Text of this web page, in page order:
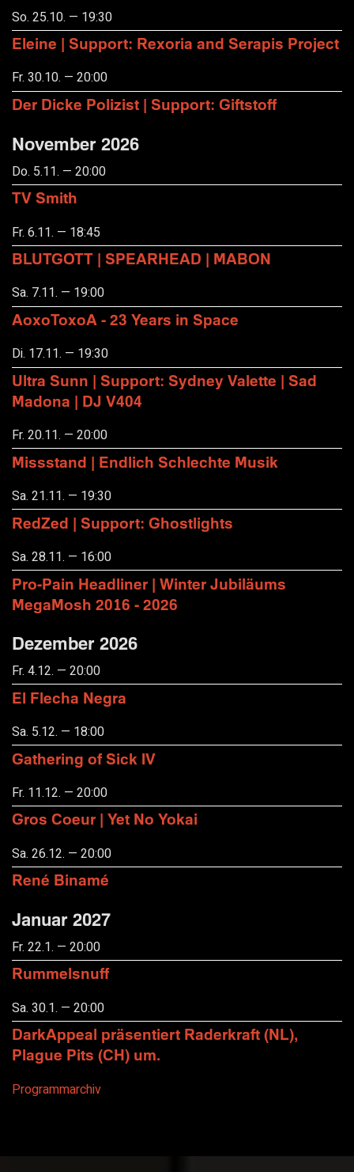
So. 25.10. — 19:30
Eleine | Support: Rexoria and Serapis Project
Fr. 30.10. — 20:00
Der Dicke Polizist | Support: Giftstoff
November 2026
Do. 5.11. — 20:00
TV Smith
Fr. 6.11. — 18:45
BLUTGOTT | SPEARHEAD | MABON
Sa. 7.11. — 19:00
AoxoToxoA - 23 Years in Space
Di. 17.11. — 19:30
Ultra Sunn | Support: Sydney Valette | Sad
Madona | DJ V404
Fr. 20.11. — 20:00
Missstand | Endlich Schlechte Musik
Sa. 21.11. — 19:30
RedZed | Support: Ghostlights
Sa. 28.11. — 16:00
Pro-Pain Headliner | Winter Jubiläums
MegaMosh 2016 - 2026
Dezember 2026
Fr. 4.12. — 20:00
El Flecha Negra
Sa. 5.12. — 18:00
Gathering of Sick IV
Fr. 11.12. — 20:00
Gros Coeur | Yet No Yokai
Sa. 26.12. — 20:00
René Binamé
Januar 2027
Fr. 22.1. — 20:00
Rummelsnuff
Sa. 30.1. — 20:00
DarkAppeal präsentiert Raderkraft (NL),
Plague Pits (CH) um.
Programmarchiv